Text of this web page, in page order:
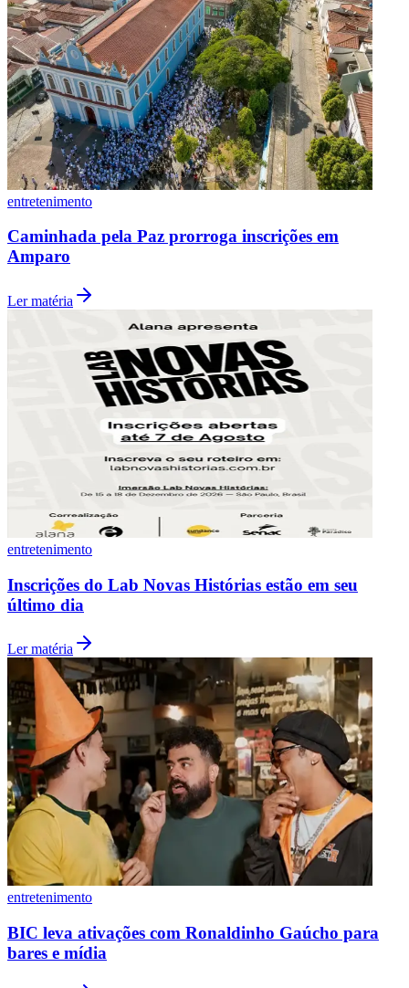
Bahia
entretenimento
Caminhada pela Paz prorroga inscrições em
Amparo
Ler matéria
entretenimento
Inscrições do Lab Novas Histórias estão em seu
último dia
Ler matéria
entretenimento
BIC leva ativações com Ronaldinho Gaúcho para
bares e mídia